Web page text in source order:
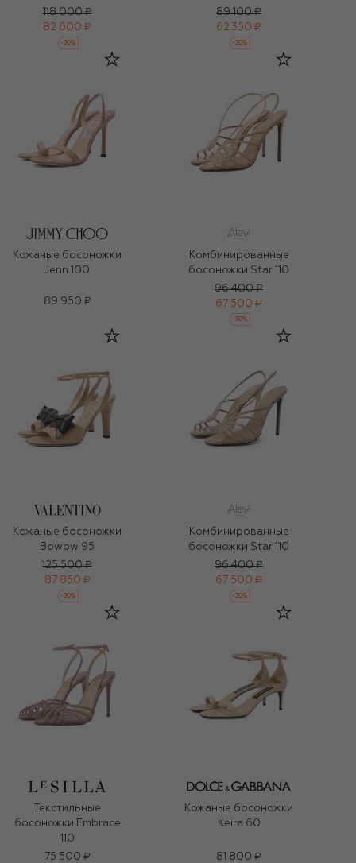
118 000 ₽
82 600 ₽
-30%
89 100 ₽
62 350 ₽
-30%
Кожаные босоножки
Jenn 100
89 950 ₽
Комбинированные
босоножки Star 110
96 400 ₽
67 500 ₽
-30%
Кожаные босоножки
Bowow 95
125 500 ₽
87 850 ₽
-30%
Комбинированные
босоножки Star 110
96 400 ₽
67 500 ₽
-30%
Текстильные
босоножки Embrace
110
75 500 ₽
Кожаные босоножки
Keira 60
81 800 ₽